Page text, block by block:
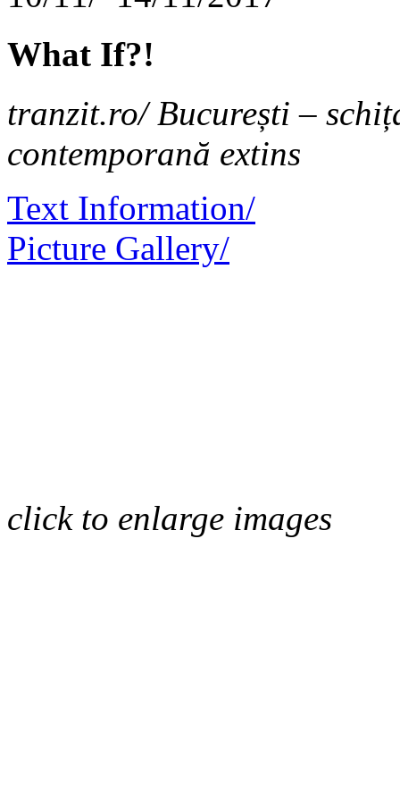
What If?!
tranzit.ro/ București –
contemporană extins
Text Information/
Picture Gallery/
click to enlarge images